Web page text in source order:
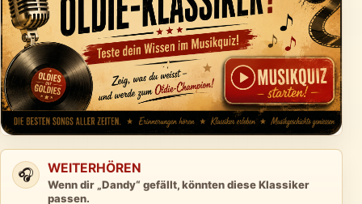
🎧 WEITERHÖREN
Wenn dir „Dandy“ gefällt, könnten diese Klassiker
passen.